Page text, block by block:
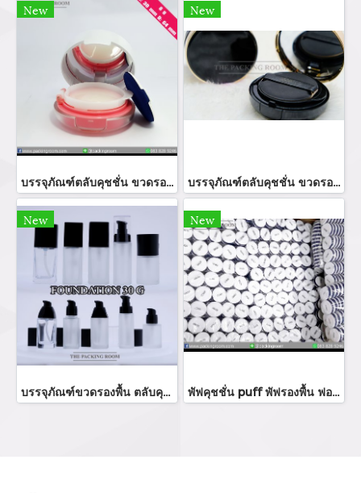
New
บรรจุภัณฑ์ตลับคุชชั่น ขวดรองพื้น ตลับคุชชั่นบลัชออน ขายส่งตลับคุชชั่นราคาถูก cushion foundation ตลับแป้งคุชชั่น พัฟคุชชั่นจำหน่ายบรรจุภัณฑ์เครื่องสำอางทุกประเภท
New
บรรจุภัณฑ์ตลับคุชชั่น ขวดรองพื้น ขายส่งตลับคุชชั่นราคาถูก cushion foundation ตลับแป้งคุชชั่น พัฟคุชชั่นจำหน่ายบรรจุภัณฑ์เครื่องสำอางทุกประเภท
New
บรรจุภัณฑ์ขวดรองพื้น ตลับคุชชั่น ขายส่งขวดรองพื้น foundation bootle/ cushion tube บรรจุภัณฑ์แก้ว Glass tube จำหน่ายบรรจุภัณฑ์เครื่องสำอางทุกประเภท
New
พัฟคุชชั่น puff พัฟรองพื้น ฟองน้ำคุชชั่น สกรีนโลโก้พัฟแป้ง ร้านขายบรรจุภัณฑ์ จำหน่ายบรรจุภัณฑ์เครื่องสำอางทุกประเภท